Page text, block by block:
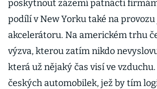
poskytnout zázemí patnácti
podílí v New Yorku také na
akcelerátoru. Na americkém trhu
výzva, kterou zatím nikdo
která už nějaký čas visí ve
českých automobilek, jež by tím